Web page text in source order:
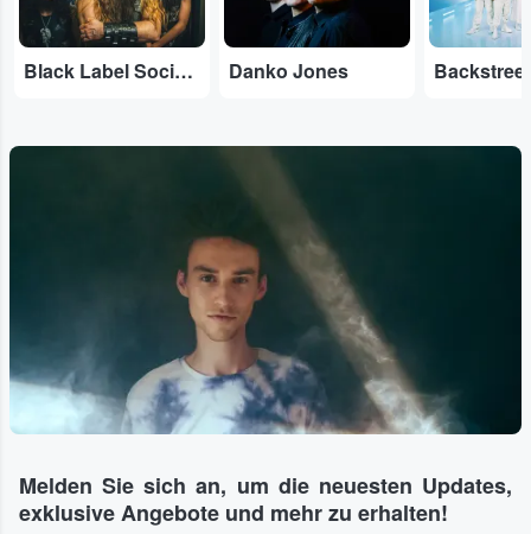
Black Label Society Danko Jones
Melden Sie sich an, um die neuesten Updates,
exklusive Angebote und mehr zu erhalten!